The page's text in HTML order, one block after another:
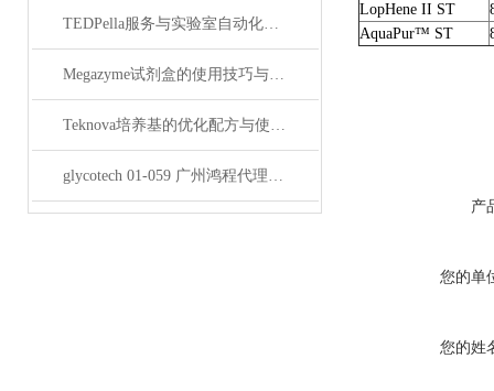
TEDPella服务与实验室自动化设备的整合
Megazyme试剂盒的使用技巧与实验优化方法
Teknova培养基的优化配方与使用技巧
glycotech 01-059 广州鸿程代理：开启糖生物学研究新征程
LopHene II ST
AquaPur™ ST
产
您的单
您的姓